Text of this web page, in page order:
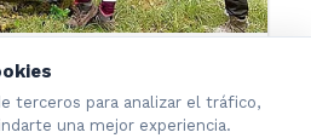
terceros para analizar el tráfico,
una mejor experiencia.